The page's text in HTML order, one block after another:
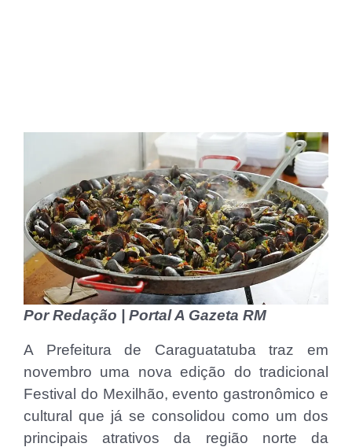
Por Redação | Portal A Gazeta RM
A Prefeitura de Caraguatatuba traz em
novembro uma nova edição do tradicional
Festival do Mexilhão, evento gastronômico e
cultural que já se consolidou como um dos
principais atrativos da região norte da